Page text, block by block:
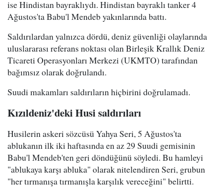
ise Hindistan bayraklıydı. Hindistan bayraklı tanker 4
Ağustos'ta Babu'l Mendeb yakınlarında battı.
Saldırılardan yalnızca dördü, deniz güvenliği olaylarında
uluslararası referans noktası olan Birleşik Krallık Deniz
Ticareti Operasyonları Merkezi (UKMTO) tarafından
bağımsız olarak doğrulandı.
Suudi makamları saldırıların hiçbirini doğrulamadı.
Kızıldeniz'deki Husi saldırıları
Husilerin askeri sözcüsü Yahya Seri, 5 Ağustos'ta
ablukanın ilk iki haftasında en az 29 Suudi gemisinin
Babu'l Mendeb'ten geri döndüğünü söyledi. Bu hamleyi
"ablukaya karşı abluka" olarak nitelendiren Seri, grubun
"her tırmanışa tırmanışla karşılık vereceğini" belirtti.